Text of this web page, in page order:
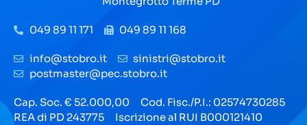
c
y
049 89 11 171 049 89 11 168
info@stobro.it
sinistri@stobro.it
postmaster@pec.stobro.it
Cap. Soc. € 52.000,00
Cod. Fisc./P.I.: 02574730285
REA di PD 243775
Iscrizione al RUI B000121410